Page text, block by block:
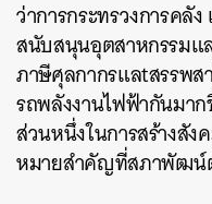
ว่าการกระทรวงการคลั
สนับสนุนอุตสาหกรรมแ
ภาษีศุลกากรแลtสรรพส
รถพลังงานไฟฟ้ากันมา
ส่วนหนึ่งในการสร้างสั
หมายสำคัญที่สภาพัฒน์ตั้